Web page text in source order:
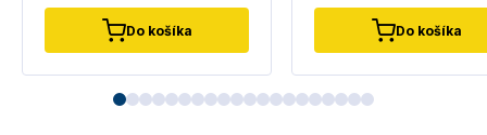
Do košíka Do košíka